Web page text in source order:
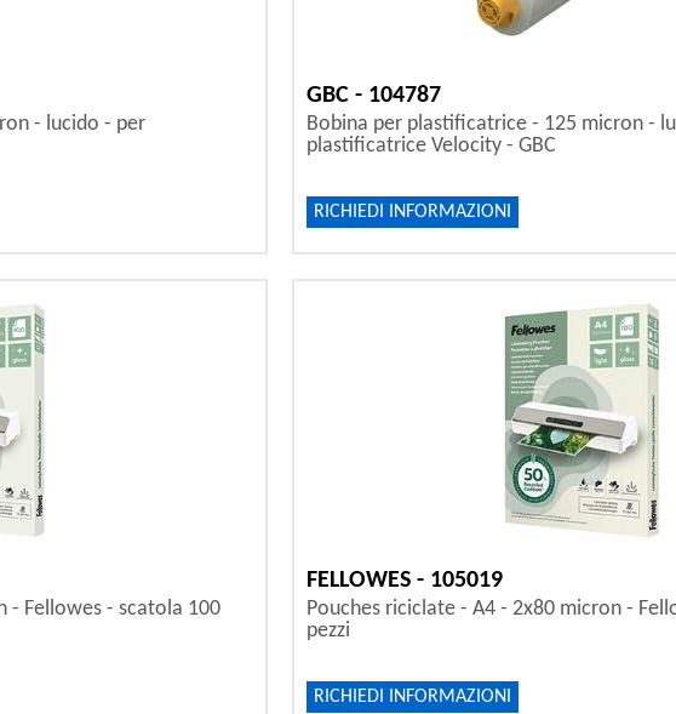
- lucido - per
GBC - 104787
Bobina per plastificatrice - 125 micron -
plastificatrice Velocity - GBC
RICHIEDI INFORMAZIONI
- Fellowes - scatola 100
FELLOWES - 105019
Pouches riciclate - A4 - 2x80 micron -
pezzi
RICHIEDI INFORMAZIONI